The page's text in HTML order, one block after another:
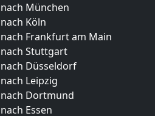
München
Köln
Frankfurt am Main
Stuttgart
Düsseldorf
Leipzig
Dortmund
Essen